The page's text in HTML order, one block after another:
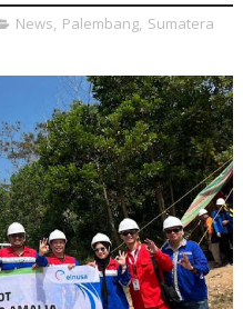
News, Palembang, Sumatera